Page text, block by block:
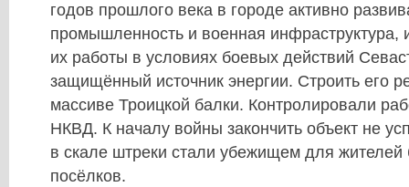
годов прошлого века в городе активно
промышленность и военная
их работы в условиях боевых действий
защищённый источник энергии. Строить его
массиве Троицкой балки. Контролировали
НКВД. К началу войны закончить объект не
в скале штреки стали убежищем для
посёлков.